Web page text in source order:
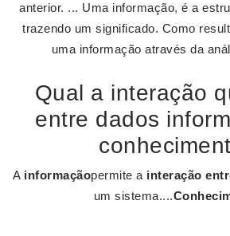
anterior. ... Uma informação, é a
trazendo um significado. Como
uma informação através da
Qual a interação
entre dados
A informaçãopermite a interação
um sistema....